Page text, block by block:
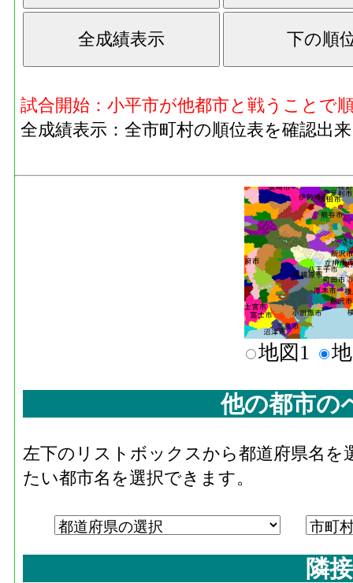
試合開始：小平市が他都市と戦うことで
全成績表示：全市町村の順位表を確認出
地図1
他の都市の
左下のリストボックスから都道府県名
たい都市名を選択できます。
隣